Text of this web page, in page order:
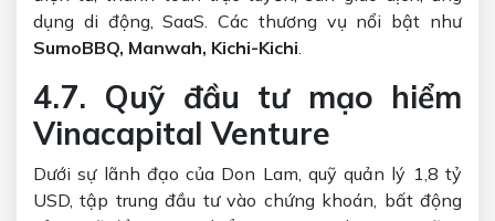
dụng di động, SaaS. Các thương vụ nổi bật như
SumoBBQ, Manwah, Kichi-Kichi.
4.7. Quỹ đầu tư mạo hiểm
Vinacapital Venture
Dưới sự lãnh đạo của Don Lam, quỹ quản lý 1,8 tỷ
USD, tập trung đầu tư vào chứng khoán, bất động